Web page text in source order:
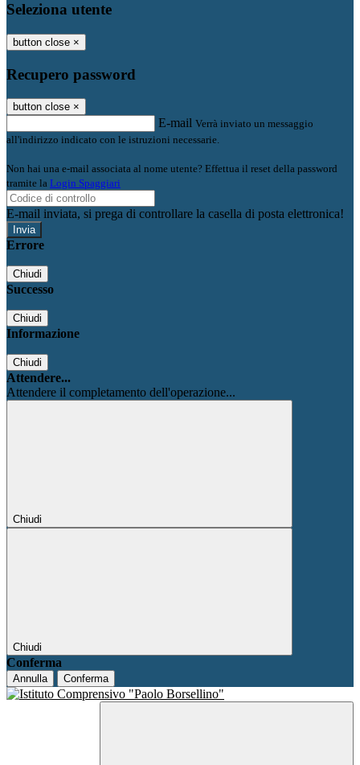
Seleziona utente
button close ×
Recupero password
button close ×
E-mail Verrà inviato un messaggio
all'indirizzo indicato con le istruzioni necessarie.
Non hai una e-mail associata al nome utente? Effettua il reset della password
tramite la Login Spaggiari
E-mail inviata, si prega di controllare la casella di posta elettronica!
Errore
Chiudi
Successo
Chiudi
Informazione
Chiudi
Attendere...
Attendere il completamento dell'operazione...
Chiudi
Chiudi
Conferma
Annulla Conferma